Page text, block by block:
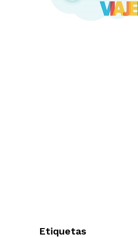
Etiquetas